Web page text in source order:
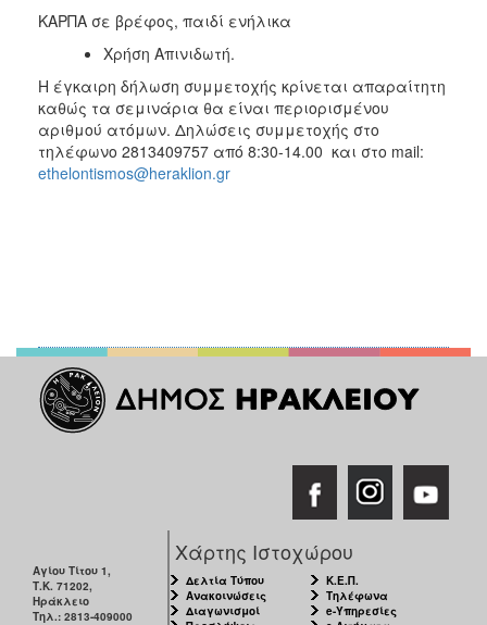
ΚΑΡΠΑ σε βρέφος, παιδί ενήλικα
Χρήση Απινιδωτή.
Η έγκαιρη δήλωση συμμετοχής κρίνεται απαραίτητη
καθώς τα σεμινάρια θα είναι περιορισμένου
αριθμού ατόμων. Δηλώσεις συμμετοχής στο
τηλέφωνο 2813409757 από 8:30-14.00 και στο mail:
ethelontismos@heraklion.gr
Αγίου Τίτου 1,
Τ.Κ. 71202,
Ηράκλειο
Τηλ.: 2813-409000
Χάρτης Ιστοχώρου
Δελτία Τύπου
Ανακοινώσεις
Διαγωνισμοί
Κ.Ε.Π.
Τηλέφωνα
e-Υπηρεσίες